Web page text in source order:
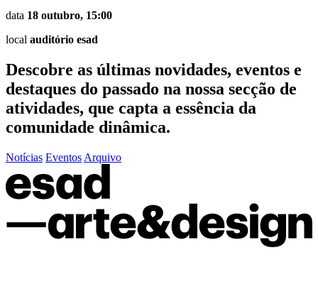
data 18 outubro, 15:00
local auditório esad
Descobre as últimas novidades, eventos e
destaques do passado na nossa secção de
atividades, que capta a essência da
comunidade dinâmica.
Notícias Eventos Arquivo